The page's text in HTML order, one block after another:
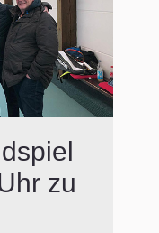
zu